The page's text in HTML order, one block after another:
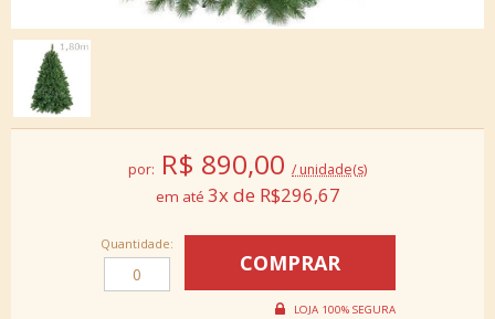
por: R$ 890,00 / unidade(s)
3x de R$296,67
Quantidade: